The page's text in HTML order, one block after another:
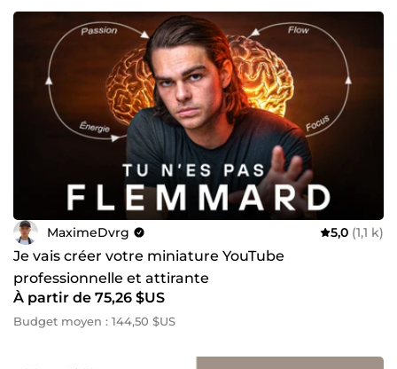
MaximeDvrg 5,0 (1,1 k)
Je vais créer votre miniature YouTube
professionnelle et attirante
À partir de 75,26 $US
Budget moyen : 144,50 $US